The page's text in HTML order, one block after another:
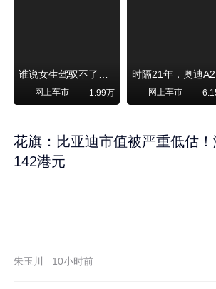
谁说女生驾驭不了大SUV？看我开问界M6驰骋坝上草原！
网上车市 1.99万 网上车市
花旗：比亚迪市值被严重低估
142港元
朱玉川 10小时前